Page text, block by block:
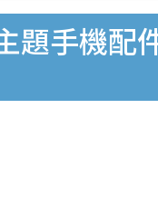
手機配